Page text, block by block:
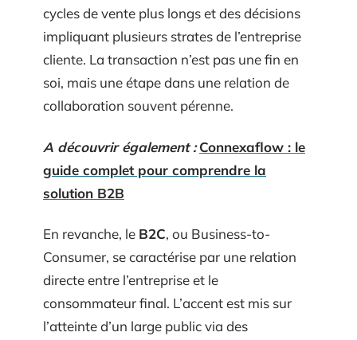
cycles de vente plus longs et des décisions
impliquant plusieurs strates de l’entreprise
cliente. La transaction n’est pas une fin en
soi, mais une étape dans une relation de
collaboration souvent pérenne.
A découvrir également : Connexaflow : le
guide complet pour comprendre la
solution B2B
En revanche, le B2C, ou Business-to-
Consumer, se caractérise par une relation
directe entre l’entreprise et le
consommateur final. L’accent est mis sur
l’atteinte d’un large public via des